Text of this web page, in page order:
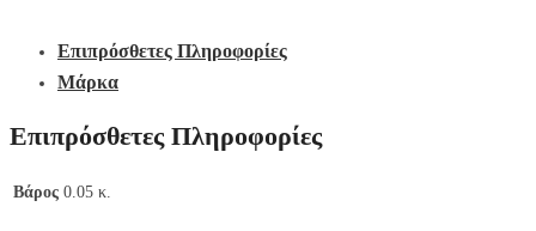
Επιπρόσθετες Πληροφορίες
Μάρκα
Επιπρόσθετες Πληροφορίες
Βάρος 0.05 κ.